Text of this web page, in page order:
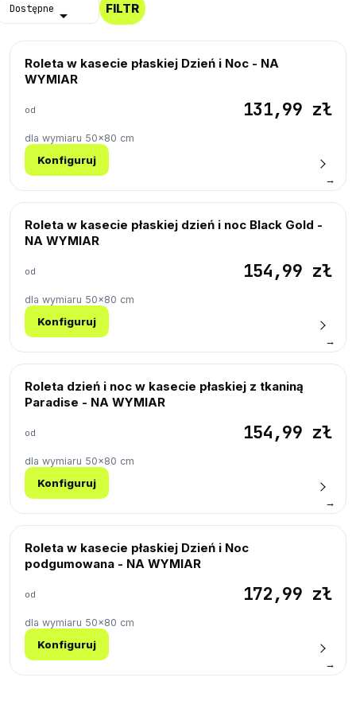
Dostępne  FILTR
Roleta w kasecie płaskiej Dzień i Noc - NA
WYMIAR
od 131,99 zł
dla wymiaru 50×80 cm
Konfiguruj
→
Roleta w kasecie płaskiej dzień i noc Black Gold -
NA WYMIAR
od 154,99 zł
dla wymiaru 50×80 cm
Konfiguruj
→
Roleta dzień i noc w kasecie płaskiej z tkaniną
Paradise - NA WYMIAR
od 154,99 zł
dla wymiaru 50×80 cm
Konfiguruj
→
Roleta w kasecie płaskiej Dzień i Noc
podgumowana - NA WYMIAR
od 172,99 zł
dla wymiaru 50×80 cm
Konfiguruj
→